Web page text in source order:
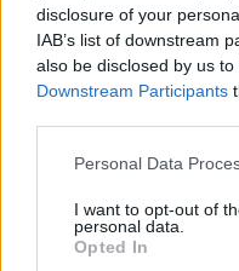
disclosure of your
IAB’s list of downstream
also be disclosed by us
Downstream Participants
Personal Data
I want to opt-out of
personal data.
Opted In
gość
Forum:Skóra
PROSZE WAS O
Jak w temacie czy
jest ?? czy to nie jest
??